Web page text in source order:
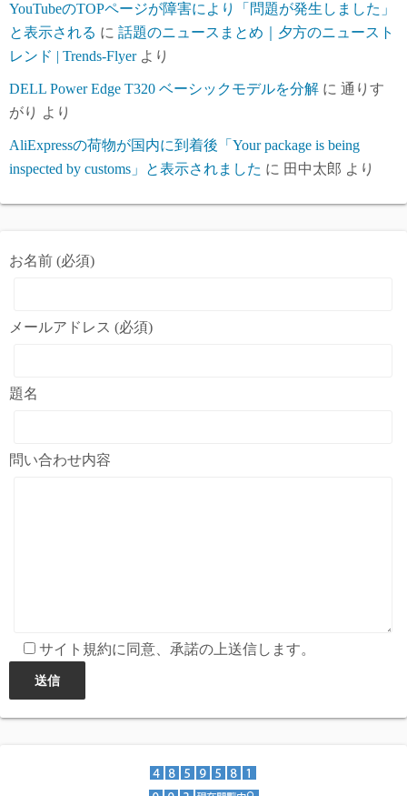
YouTubeのTOPページが障害により「問題が発生しました」
と表示される に 話題のニュースまとめ｜夕方のニュースト
レンド | Trends-Flyerより
DELL Power Edge T320 ベーシックモデルを分解 に 通りす
がり より
AliExpressの荷物が国内に到着後「Your package is being
inspected by customs」と表示されました に 田中太郎 より
お名前 (必須)
メールアドレス (必須)
題名
問い合わせ内容
サイト規約に同意、承諾の上送信します。